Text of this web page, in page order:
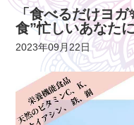
「食べるだけヨガ
食”忙しいあなた
2023年09月22日